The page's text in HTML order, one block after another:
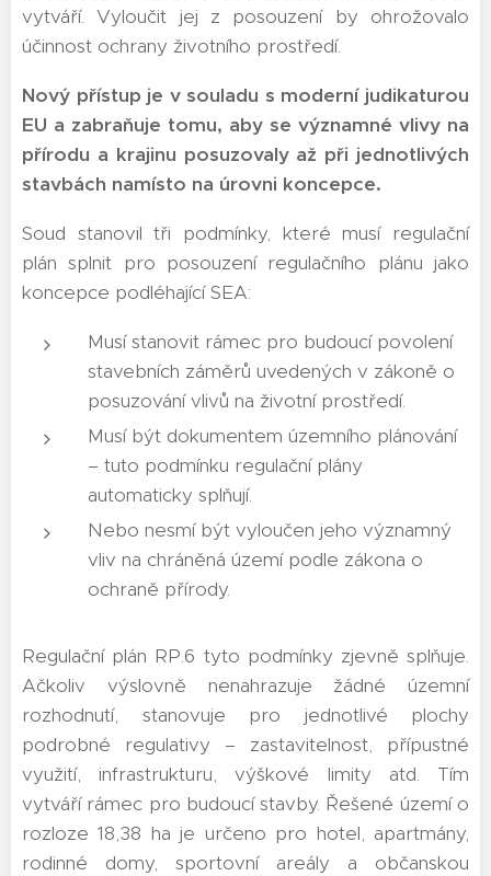
vytváří. Vyloučit jej z posouzení by ohrožovalo
účinnost ochrany životního prostředí.
Nový přístup je v souladu s moderní judikaturou
EU a zabraňuje tomu, aby se významné vlivy na
přírodu a krajinu posuzovaly až při jednotlivých
stavbách namísto na úrovni koncepce.
Soud stanovil tři podmínky, které musí regulační
plán splnit pro posouzení regulačního plánu jako
koncepce podléhající SEA:
Musí stanovit rámec pro budoucí povolení
stavebních záměrů uvedených v zákoně o
posuzování vlivů na životní prostředí.
Musí být dokumentem územního plánování
– tuto podmínku regulační plány
automaticky splňují.
Nebo nesmí být vyloučen jeho významný
vliv na chráněná území podle zákona o
ochraně přírody.
Regulační plán RP.6 tyto podmínky zjevně splňuje.
Ačkoliv výslovně nenahrazuje žádné územní
rozhodnutí, stanovuje pro jednotlivé plochy
podrobné regulativy – zastavitelnost, přípustné
využití, infrastrukturu, výškové limity atd. Tím
vytváří rámec pro budoucí stavby. Řešené území o
rozloze 18,38 ha je určeno pro hotel, apartmány,
rodinné domy, sportovní areály a občanskou